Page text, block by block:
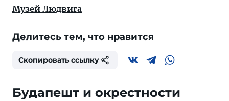
Музей Людвига
Делитесь тем, что нравится
Скопировать ссылку
Будапешт и окрестности